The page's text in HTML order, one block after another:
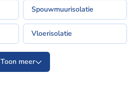
Spouwmuurisolatie
Vloerisolatie
Toon meer